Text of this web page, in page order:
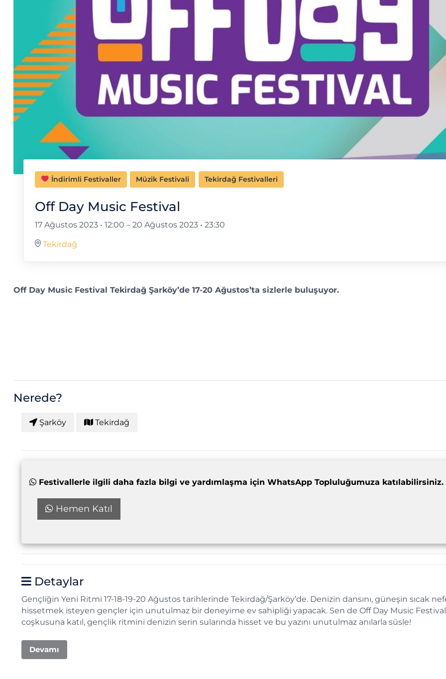
İndirimli Festivaller Müzik Festivali Tekirdağ Festivalleri
Off Day Music Festival
17 Ağustos 2023 • 12:00 –20 Ağustos 2023 • 23:30
Tekirdağ
Off Day Music Festival Tekirdağ Şarköy’de 17-20 Ağustos’ta sizlerle buluşuyor.
Nerede?
Şarköy Tekirdağ
Festivallerle ilgili daha fazla bilgi ve yardımlaşma için WhatsApp Topluluğumuza katılabilirsiniz.
Hemen Katıl
Detaylar
Gençliğin Yeni Ritmi 17-18-19-20 Ağustos tarihlerinde Tekirdağ/Şarköy’de. Denizin dansını, güneşin sıcak
hissetmek isteyen gençler için unutulmaz bir deneyime ev sahipliği yapacak. Sen de Off Day Music
coşkusuna katıl, gençlik ritmini denizin serin sularında hisset ve bu yazını unutulmaz anılarla süsle!
Devamı